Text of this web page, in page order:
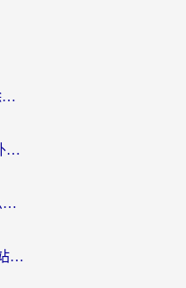
优酷手机app地域限制怎么解除？海外党亲测有效的追剧方案
全民K歌国外如何听原唱？海外党亲测有效的回国加速器选择指南
在海外如果使用交管12123怎么处理？留学生亲测有效的回国加速方案
海外看国内电视直播用什么网站比较好？一篇解决你所有追剧难题的实用指南